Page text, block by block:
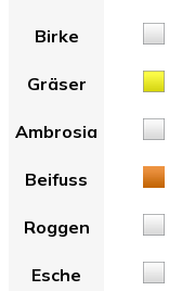
Birke
Gräser
Ambrosia
Beifuss
Roggen
Esche